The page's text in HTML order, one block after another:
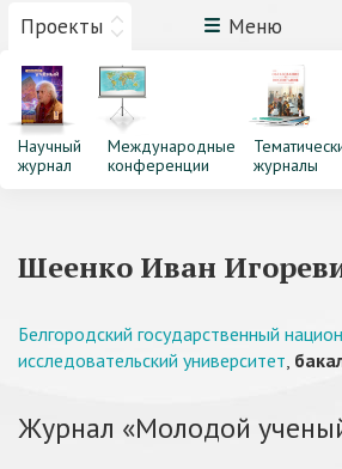
Проекты Меню
Научный
журнал
Международные
конференции
журналы
Шеенко Иван
Белгородский государственный
исследовательский университет,
Журнал «Молодой